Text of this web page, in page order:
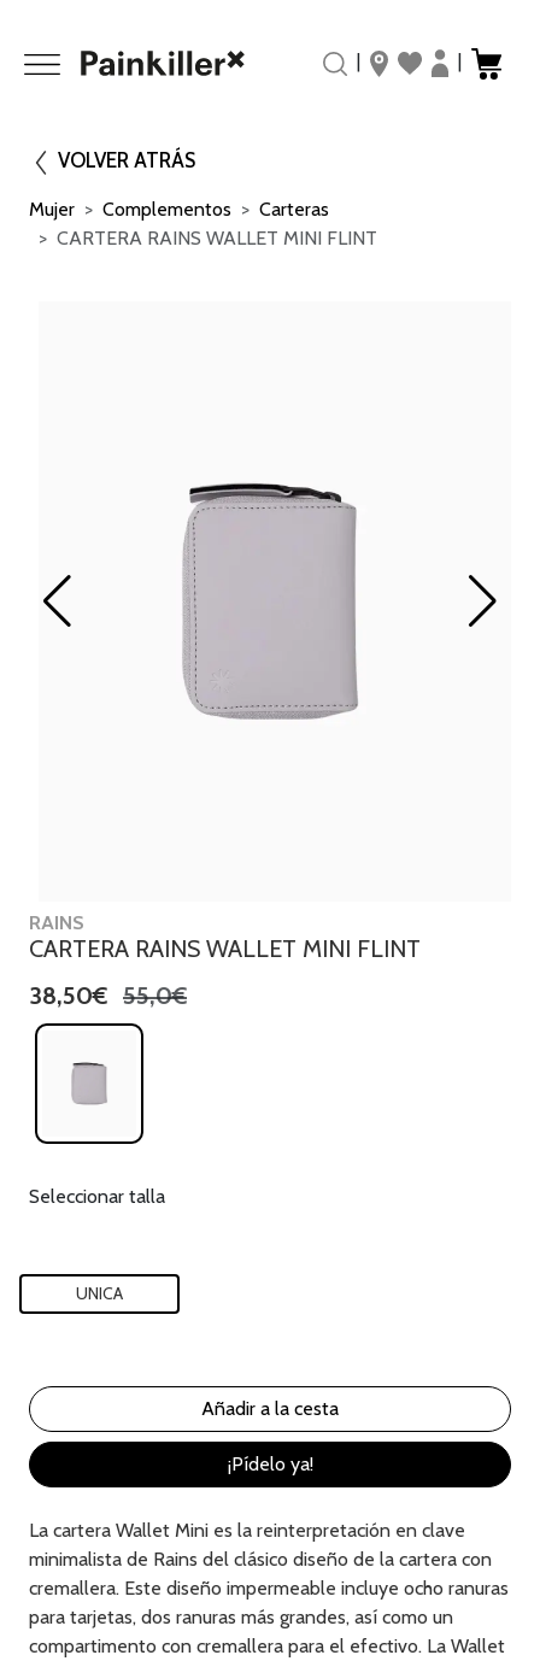
VOLVER ATRÁS
Mujer Complementos
Carteras
CARTERA RAINS WALLET MINI FLINT
RAINS
CARTERA RAINS WALLET MINI FLINT
38,50€ 55,0€
Seleccionar talla
UNICA
¡Pídelo ya!
La cartera Wallet Mini es la reinterpretación en clave
minimalista de Rains del clásico diseño de la cartera con
cremallera. Este diseño impermeable incluye ocho ranuras
para tarjetas, dos ranuras más grandes, así como un
compartimento con cremallera para el efectivo. La Wallet